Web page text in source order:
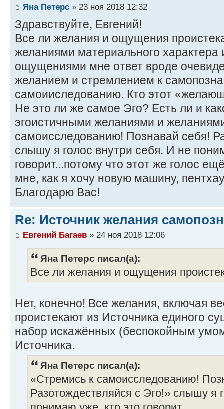
Яна Петерс » 23 ноя 2018 12:32
Здравствуйте, Евгений!
Все ли желания и ощущения
желаниями материального
ощущениями мне ответ вроде
желанием и стремлением к
самоииследованию. Кто этот
Не это ли же самое Эго? Есть ли и
эгоистичными желаниями и
самоисследованию! Познавай себя!
слышу я голос внутри себя. И не
говорит...потому что этот же голос
мне, как я хочу новую машину,
Благодарю Вас!
Re: Источник желания
Евгений Багаев » 24 ноя 2018 12:06
Яна Петерс писал(а):
Все ли желания и ощущения
Нет, конечно! Все желания, включая
проистекают из Источника единого
набор искажённых (беспокойным
Источника.
Яна Петерс писал(а):
«Стремись к самоисследованию!
Разотождествляйся с Эго!» слышу я